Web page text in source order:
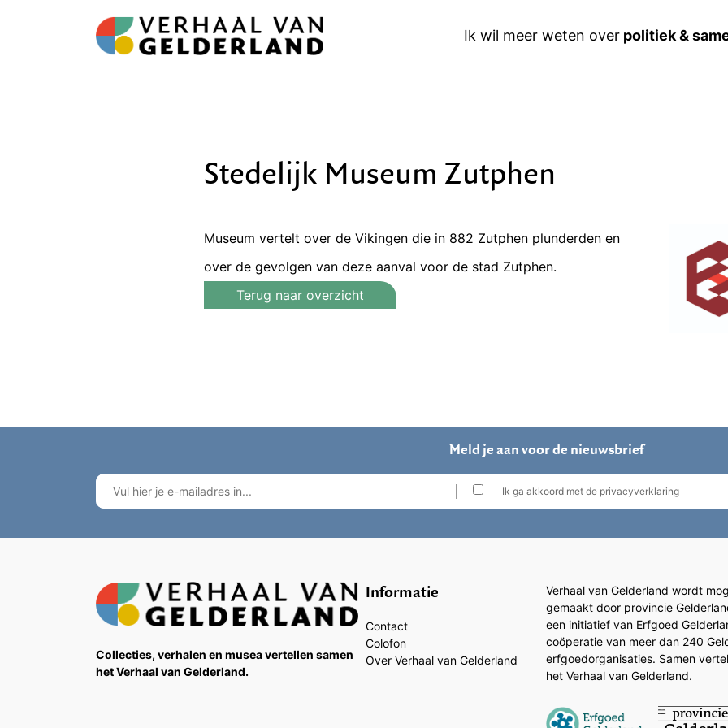
Ik wil meer weten over
Stedelijk Museum Zutphen
Museum vertelt over de Vikingen die in 882 Zutphen plunderden en
over de gevolgen van deze aanval voor de stad Zutphen.
Terug naar overzicht
Meld je aan voor de nieuwsbrief
Ik ga akkoord met de privacyverklaring
Collecties, verhalen en musea vertellen samen
het Verhaal van Gelderland.
Informatie
Contact
Colofon
Over Verhaal van Gelderland
Verhaal van Gelderland wordt
gemaakt door provincie
een initiatief van Erfgoed
coöperatie van meer dan 240
erfgoedorganisaties. Samen
het Verhaal van Gelderland.